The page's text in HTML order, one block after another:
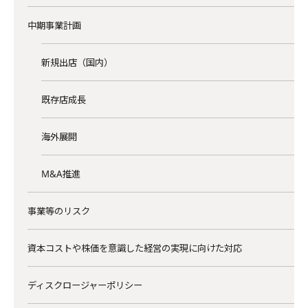
中期事業計画
新規出店（国内）
既存店成長
海外展開
M&A推進
事業等のリスク
資本コストや株価を意識した経営の実現に向けた対応
ディスクロージャーポリシー